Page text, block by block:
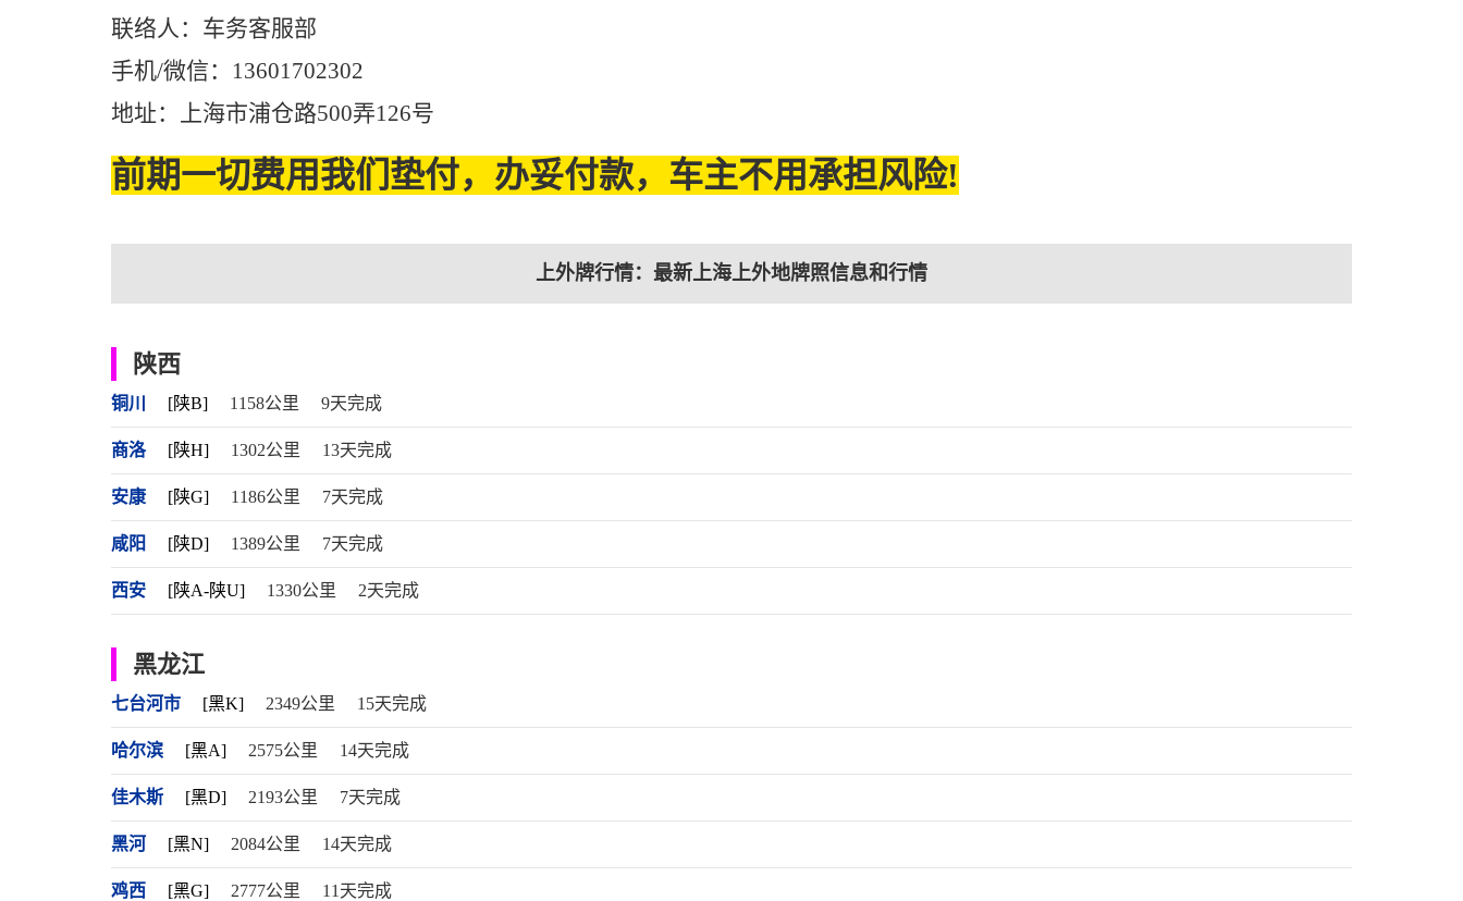
联络人：车务客服部
手机/微信：13601702302
地址：上海市浦仓路500弄126号
前期一切费用我们垫付，办妥付款，车主不用承担风险!
上外牌行情：最新上海上外地牌照信息和行情
陕西
铜川 [陕B] 1158公里 9天完成
商洛 [陕H] 1302公里 13天完成
安康 [陕G] 1186公里 7天完成
咸阳 [陕D] 1389公里 7天完成
西安 [陕A-陕U] 1330公里 2天完成
黑龙江
七台河市 [黑K] 2349公里 15天完成
哈尔滨 [黑A] 2575公里 14天完成
佳木斯 [黑D] 2193公里 7天完成
黑河 [黑N] 2084公里 14天完成
鸡西 [黑G] 2777公里 11天完成